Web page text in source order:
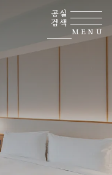
공실
검색
MENU